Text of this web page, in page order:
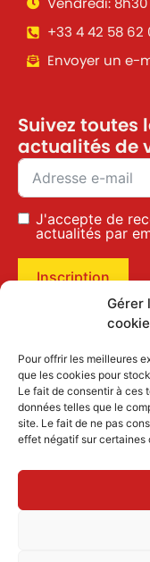
Gérer
Pour offrir les meilleures
que les cookies pour
Le fait de consentir à ces
données telles que le
site. Le fait de ne pas
effet négatif sur
+33 4 42 58 62
Envoyer un e-
Suivez toutes
actualités de
J'accepte de
actualités par
Inscription
Mentions